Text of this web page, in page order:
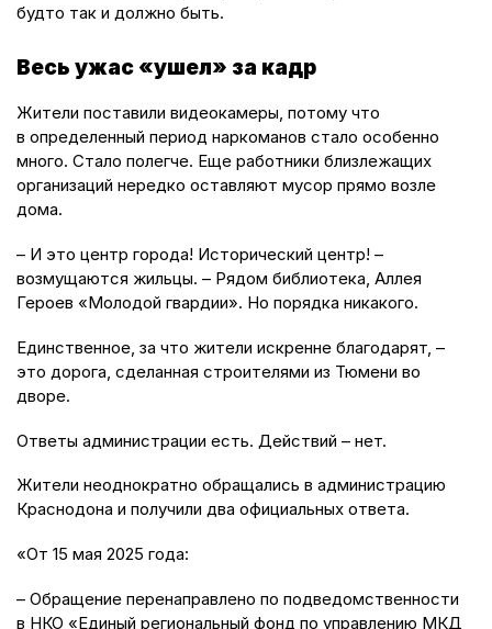
будто так и должно быть.
Весь ужас «ушел» за кадр
Жители поставили видеокамеры, потому что
в определенный период наркоманов стало особенно
много. Стало полегче. Еще работники близлежащих
организаций нередко оставляют мусор прямо возле
дома.
– И это центр города! Исторический центр! –
возмущаются жильцы. – Рядом библиотека, Аллея
Героев «Молодой гвардии». Но порядка никакого.
Единственное, за что жители искренне благодарят, –
это дорога, сделанная строителями из Тюмени во
дворе.
Ответы администрации есть. Действий – нет.
Жители неоднократно обращались в администрацию
Краснодона и получили два официальных ответа.
«От 15 мая 2025 года:
– Обращение перенаправлено по подведомственности
в НКО «Единый региональный фонд по управлению МКД